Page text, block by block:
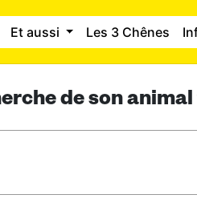
Et aussi Les 3 Chênes
de son